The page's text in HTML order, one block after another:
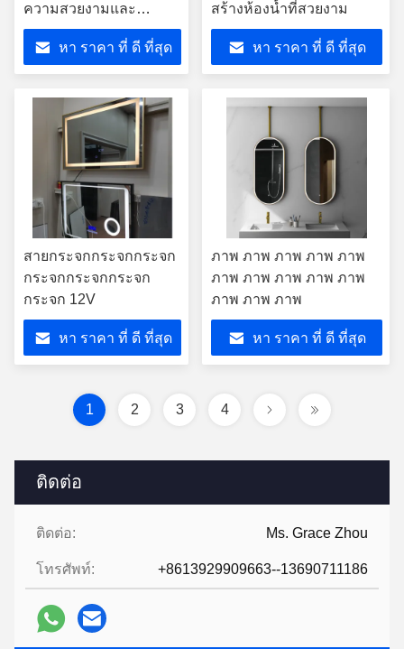
ติดต่อ
ติดต่อ: Ms. Grace Zhou
โทรศัพท์: +8613929909663--13690711186
ความสวยงามและ
ประสบการณ์ของพื้นที่
หา ราคา ที่ ดี ที่สุด
สร้างห้องน้ำที่สวยงาม
หา ราคา ที่ ดี ที่สุด
สายกระจกกระจกกระจก
กระจกกระจกกระจก
กระจก 12V
หา ราคา ที่ ดี ที่สุด
ภาพ ภาพ ภาพ ภาพ ภาพ
ภาพ ภาพ ภาพ ภาพ ภาพ
ภาพ ภาพ ภาพ
หา ราคา ที่ ดี ที่สุด
1 2 3 4